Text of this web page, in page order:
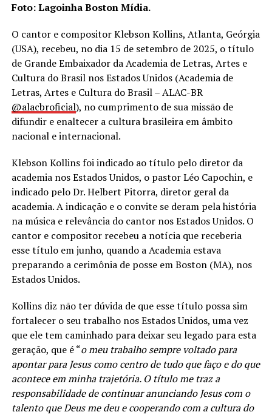
Foto: Lagoinha Boston Mídia.
O cantor e compositor Klebson Kollins, Atlanta, Geórgia
(USA), recebeu, no dia 15 de setembro de 2025, o título
de Grande Embaixador da Academia de Letras, Artes e
Cultura do Brasil nos Estados Unidos (Academia de
Letras, Artes e Cultura do Brasil – ALAC-BR
@alacbroficial), no cumprimento de sua missão de
difundir e enaltecer a cultura brasileira em âmbito
nacional e internacional.
Klebson Kollins foi indicado ao título pelo diretor da
academia nos Estados Unidos, o pastor Léo Capochin, e
indicado pelo Dr. Helbert Pitorra, diretor geral da
academia. A indicação e o convite se deram pela história
na música e relevância do cantor nos Estados Unidos. O
cantor e compositor recebeu a notícia que receberia
esse título em junho, quando a Academia estava
preparando a cerimônia de posse em Boston (MA), nos
Estados Unidos.
Kollins diz não ter dúvida de que esse título possa sim
fortalecer o seu trabalho nos Estados Unidos, uma vez
que ele tem caminhado para deixar seu legado para esta
geração, que é “o meu trabalho sempre voltado para
apontar para Jesus como centro de tudo que faço e do que
acontece em minha trajetória. O título me traz a
responsabilidade de continuar anunciando Jesus com o
talento que Deus me deu e cooperando com a cultura do